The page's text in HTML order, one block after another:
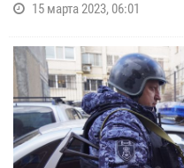
15 марта 2023, 06:01